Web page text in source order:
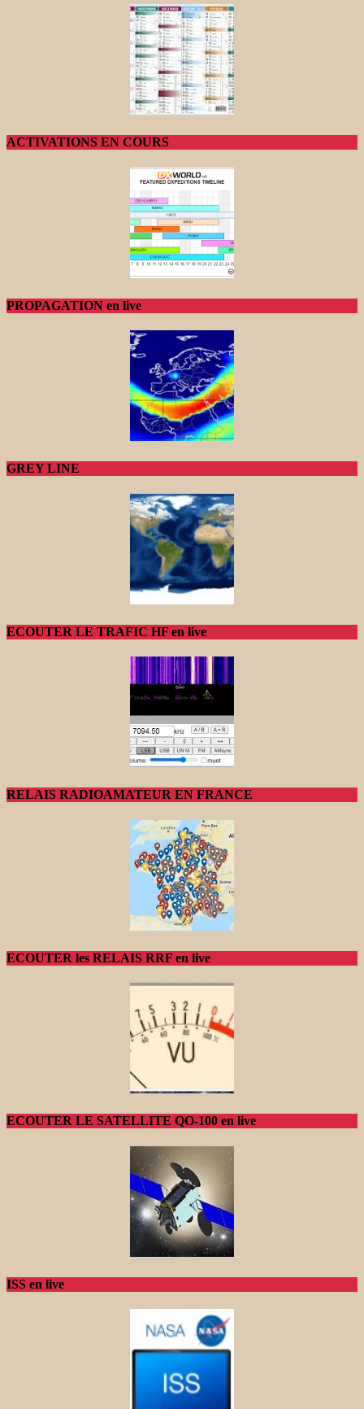
ACTIVATIONS EN COURS
PROPAGATION en live
GREY LINE
ECOUTER LE TRAFIC HF en live
RELAIS RADIOAMATEUR EN FRANCE
ECOUTER les RELAIS RRF en live
ECOUTER LE SATELLITE QO-100 en live
ISS en live